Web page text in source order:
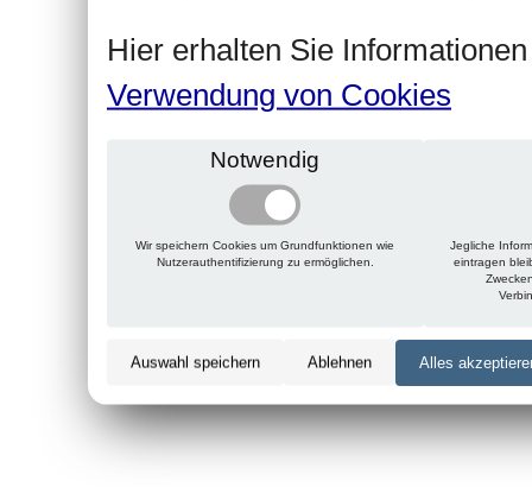
Hier erhalten Sie
Verwendung von Cookies
Notwendig
Wir speichern Cookies um Grundfunktionen wie
Nutzerauthentifizierung zu ermöglichen.
Jegliche
eintragen
Auswahl speichern Ablehnen Alles